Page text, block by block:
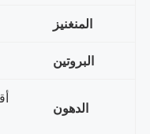
المنغنيز
البروتين
الدهون